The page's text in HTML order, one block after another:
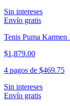
Sin intereses
Envío gratis
Tenis Puma
$1,879.00
4 pagos de $469.75
Sin intereses
Envío gratis